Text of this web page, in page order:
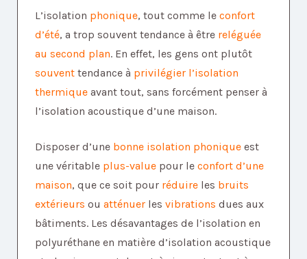
L’isolation phonique, tout comme le confort
d’été, a trop souvent tendance à être reléguée
au second plan. En effet, les gens ont plutôt
souvent tendance à privilégier l’isolation
thermique avant tout, sans forcément penser à
l’isolation acoustique d’une maison.
Disposer d’une bonne isolation phonique est
une véritable plus-value pour le confort d’une
maison, que ce soit pour réduire les bruits
extérieurs ou atténuer les vibrations dues aux
bâtiments. Les désavantages de l’isolation en
polyuréthane en matière d’isolation acoustique